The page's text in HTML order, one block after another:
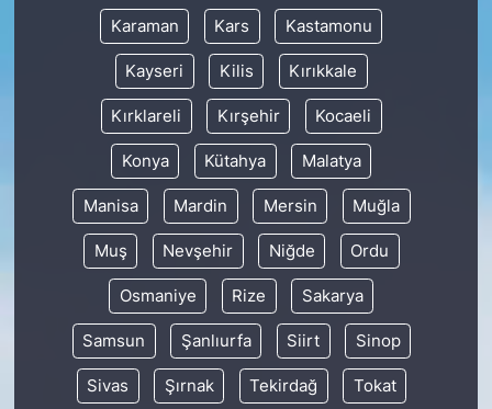
Karaman Kars Kastamonu
Kayseri Kilis Kırıkkale
Kırklareli Kırşehir Kocaeli
Konya Kütahya Malatya
Manisa Mardin Mersin Muğla
Muş Nevşehir Niğde Ordu
Osmaniye Rize Sakarya
Samsun Şanlıurfa Siirt Sinop
Sivas Şırnak Tekirdağ Tokat